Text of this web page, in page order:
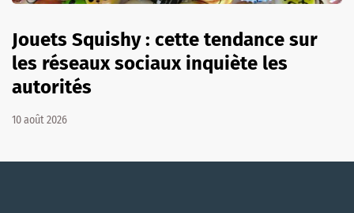
Jouets Squishy : cette tendance sur
les réseaux sociaux inquiète les
autorités
10 août 2026